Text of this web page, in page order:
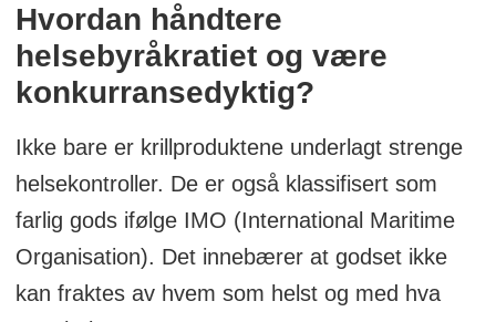
Hvordan håndtere
helsebyråkratiet og være
konkurransedyktig?
Ikke bare er krillproduktene underlagt strenge
helsekontroller. De er også klassifisert som
farlig gods ifølge IMO (International Maritime
Organisation). Det innebærer at godset ikke
kan fraktes av hvem som helst og med hva